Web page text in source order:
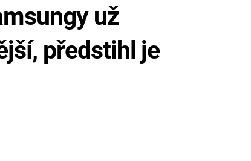
už
předstihl je